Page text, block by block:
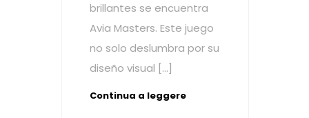
brillantes se encuentra
Avia Masters. Este juego
no solo deslumbra por su
diseño visual […]
Continua a leggere